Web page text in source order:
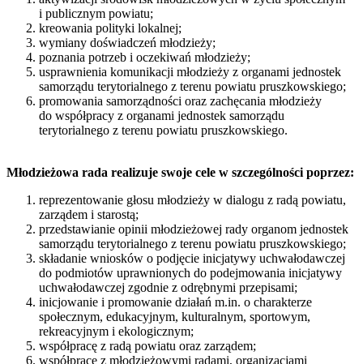
i publicznym powiatu;
kreowania polityki lokalnej;
wymiany doświadczeń młodzieży;
poznania potrzeb i oczekiwań młodzieży;
usprawnienia komunikacji młodzieży z organami jednostek
samorządu terytorialnego z terenu powiatu pruszkowskiego;
promowania samorządności oraz zachęcania młodzieży
do współpracy z organami jednostek samorządu
terytorialnego z terenu powiatu pruszkowskiego.
Młodzieżowa rada realizuje swoje cele w szczególności poprzez:
reprezentowanie głosu młodzieży w dialogu z radą powiatu,
zarządem i starostą;
przedstawianie opinii młodzieżowej rady organom jednostek
samorządu terytorialnego z terenu powiatu pruszkowskiego;
składanie wniosków o podjęcie inicjatywy uchwałodawczej
do podmiotów uprawnionych do podejmowania inicjatywy
uchwałodawczej zgodnie z odrębnymi przepisami;
inicjowanie i promowanie działań m.in. o charakterze
społecznym, edukacyjnym, kulturalnym, sportowym,
rekreacyjnym i ekologicznym;
współpracę z radą powiatu oraz zarządem;
współpracę z młodzieżowymi radami, organizacjami